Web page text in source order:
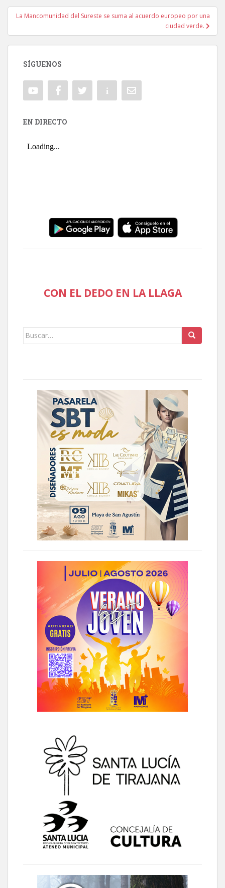
La Mancomunidad del Sureste se suma al acuerdo europeo por una
ciudad verde.
SÍGUENOS
EN DIRECTO
CON EL DEDO EN LA LLAGA
Buscar: